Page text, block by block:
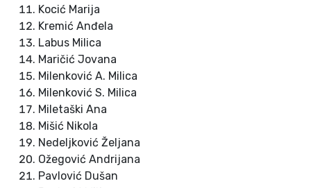
Kocić Marija
Kremić Anđela
Labus Milica
Maričić Jovana
Milenković A. Milica
Milenković S. Milica
Miletaški Ana
Mišić Nikola
Nedeljković Željana
Ožegović Andrijana
Pavlović Dušan